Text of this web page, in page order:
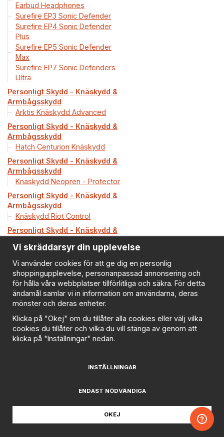
Earbud Headphones
Surefire EP3 Sonic Defender
Surefire EP4 Sonic Defender
Plus
Surefire EP5 Sonic Defender
Max
Surefire EP7 Sonic Defenders
Ultra
Personligt Skydd - Knäskydd &
Armbågsskydd
Arktis Knäskydd Advanced
Personligt Skydd - Knäskydd &
Armbågsskydd
Hatch Centurion Knäskydd
Personligt Skydd - Knäskydd &
Armbågsskydd
Knäskydd Neopren - Protector
Personligt Skydd - Knäskydd &
Armbågsskydd
Knäskydd Riot Control
Personligt Skydd - Knäskydd &
MFH Knäskydd
Personligt Skydd - Knäskydd &
Armbågsskydd
Mil-Tec Knäskydd
Personligt Skydd - Knäskydd &
Royal Knä-och Armbågsskydd
- Oliv
Personligt Skydd - Knäskydd &
Snigel Design Armbågsskydd
Personligt Skydd - Knäskydd &
Personligt Skydd - Knäskydd &
Vi skräddarsyr din upplevelse
Vi använder cookies för att ge dig en personlig
shoppingupplevelse, personanpassad annonsering och
för hålla våra webbplatser tillförlitliga och säkra. För detta
ändamål samlar vi in information om användarna, deras
mönster och deras enheter.
Klicka på "Okej" om du tillåter alla cookies eller välj vilka
cookies du tillåter och vilka du vill stänga av genom att
klicka på "Inställningar" nedan.
INSTÄLLNINGAR
ENDAST NÖDVÄNDIGA
OKEJ